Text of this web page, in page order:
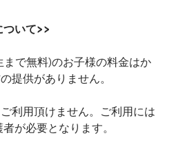
いて>>
まで無料)のお子様の料金はか
提供がありません。
利用頂けません。ご利用には
が必要となります。